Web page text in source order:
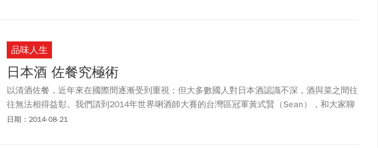
品味人生
日本酒 佐餐究極術
以清酒佐餐，近年來在國際間逐漸受到重視；但大多數國人對日本酒認識不深，酒與菜之間往
往無法相得益彰。我們請到2014年世界唎酒師大賽的台灣區冠軍黃式賢（Sean），和大家聊
聊如何由料理入手，尋找相稱的酒款。
日期：2014-08-21